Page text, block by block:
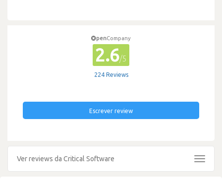
penCompany
2.6/5
224 Reviews
Escrever review
Ver reviews da Critical Software
Toggle